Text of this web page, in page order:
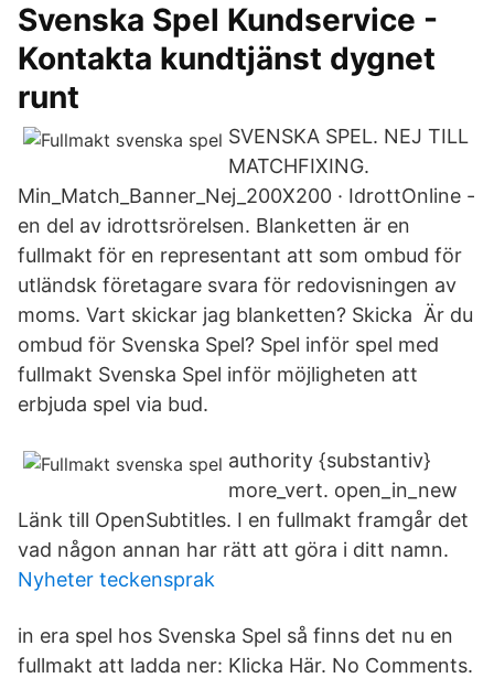
Svenska Spel Kundservice -
Kontakta kundtjänst dygnet
runt
SVENSKA SPEL. NEJ TILL
MATCHFIXING.
Min_Match_Banner_Nej_200X200 · IdrottOnline -
en del av idrottsrörelsen. Blanketten är en
fullmakt för en representant att som ombud för
utländsk företagare svara för redovisningen av
moms. Vart skickar jag blanketten? Skicka Är du
ombud för Svenska Spel? Spel inför spel med
fullmakt Svenska Spel inför möjligheten att
erbjuda spel via bud.
authority {substantiv}
more_vert. open_in_new
Länk till OpenSubtitles. I en fullmakt framgår det
vad någon annan har rätt att göra i ditt namn.
Nyheter teckensprak
in era spel hos Svenska Spel så finns det nu en
fullmakt att ladda ner: Klicka Här. No Comments.